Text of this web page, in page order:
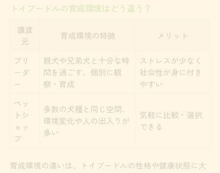
トイプードルの育成環境はどう違う？
譲渡
元
育成環境の特徴 メリット
ブリ
ーダ
ー
親犬や兄弟犬と十分な時
間を過ごす、個別に観
察・育成
ストレスが少なく
社会性が身に付き
やすい
ペッ
トシ
ョッ
プ
多数の犬種と同じ空間、
環境変化や人の出入りが
多い
気軽に比較・選択
できる
育成環境の違いは、トイプードルの性格や健康状態に大